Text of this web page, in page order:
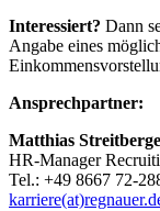
Interessiert? Dann
Angabe eines
Ansprechpartner:
Matthias
HR-Manager
Tel.: +49 8667 72-